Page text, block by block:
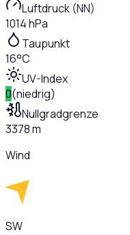
Luftdruck (NN)
1014 hPa
Taupunkt
16°C
UV-Index
0(niedrig)
Nullgradgrenze
3378 m
Wind
SW